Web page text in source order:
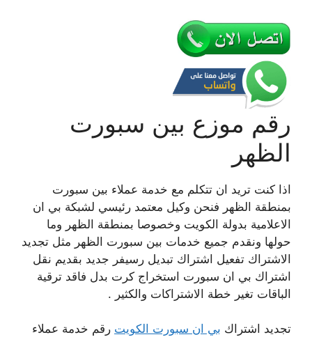
رقم موزع بين سبورت
الظهر
اذا كنت تريد ان تتكلم مع خدمة عملاء بين سبورت
بمنطقة الظهر فنحن وكيل معتمد رئيسي لشبكة بي ان
الاعلامية بدولة الكويت وخصوصا بمنطقة الظهر وما
حولها ونقدم جميع خدمات بين سبورت الظهر مثل تجديد
الاشتراك تفعيل اشتراك تبديل رسيفر جديد بقديم نقل
اشتراك بي ان سبورت استخراج كرت بدل فاقد ترقية
الباقات تغير خطة الاشتراكات والكثير .
تجديد اشتراك بي ان سبورت الكويت رقم خدمة عملاء